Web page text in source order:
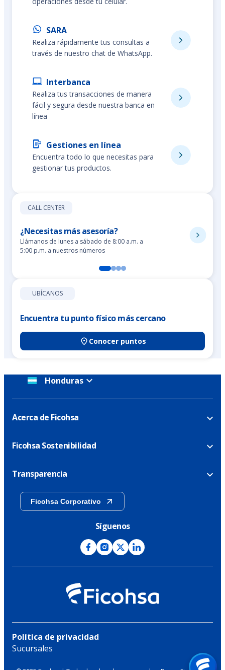
SARA
Realiza rápidamente tus consultas a
través de nuestro chat de WhatsApp.
Interbanca
Realiza tus transacciones de manera
fácil y segura desde nuestra banca en
línea
Gestiones en línea
Encuentra todo lo que necesitas para
gestionar tus productos.
CALL CENTER
¿Necesitas más asesoría?
Llámanos de lunes a sábado de 8:00 a.m. a
5:00 p.m. a nuestros números
UBÍCANOS
Encuentra tu punto físico más cercano
Conocer puntos
Honduras
Acerca de Ficohsa
Ficohsa Sostenibilidad
Transparencia
Ficohsa Corporativo
Síguenos
Política de privacidad
Sucursales